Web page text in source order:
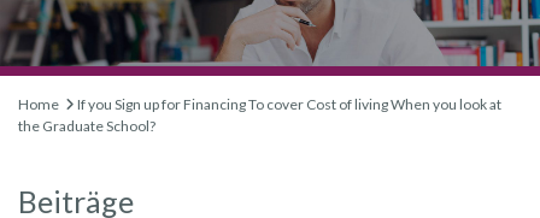
Home
If you Sign up for Financing To cover Cost of living When you look at
the Graduate School?
Beiträge